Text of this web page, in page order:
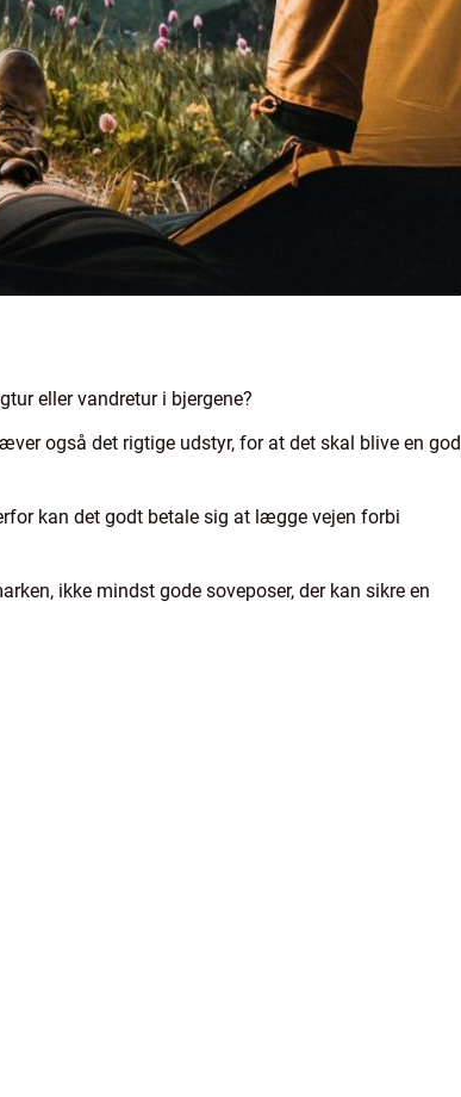
eller vandretur i bjergene?
også det rigtige udstyr, for at det skal blive en god
kan det godt betale sig at lægge vejen forbi
ikke mindst gode soveposer, der kan sikre en